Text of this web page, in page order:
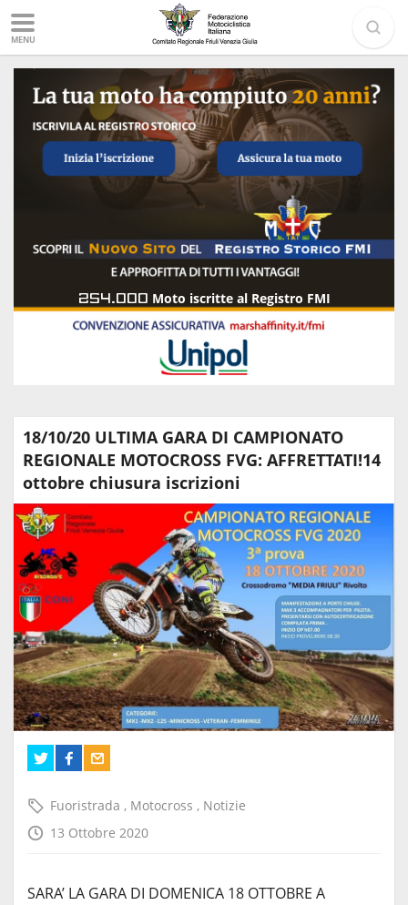
MENU
254.000 Moto iscritte al Registro FMI
18/10/20 ULTIMA GARA DI CAMPIONATO
REGIONALE MOTOCROSS FVG: AFFRETTATI!14
ottobre chiusura iscrizioni
Fuoristrada , Motocross , Notizie
13 Ottobre 2020
SARA’ LA GARA DI DOMENICA 18 OTTOBRE A